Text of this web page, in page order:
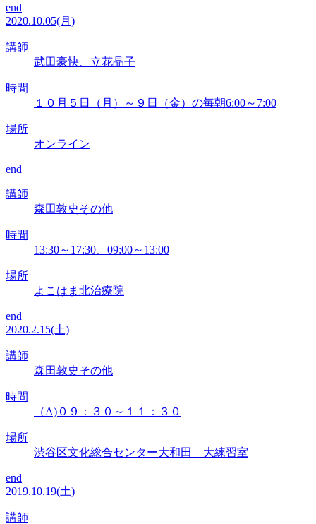
end
2020.10.05(月)
講師
武田豪快、立花晶子
時間
１０月５日（月）～９日（金）の毎朝6:00～7:00
場所
オンライン
end
講師
森田敦史その他
時間
13:30～17:30、09:00～13:00
場所
よこはま北治療院
end
2020.2.15(土)
講師
森田敦史その他
時間
（A)０９：３０～１１：３０
場所
渋谷区文化総合センター大和田 大練習室
end
2019.10.19(土)
講師